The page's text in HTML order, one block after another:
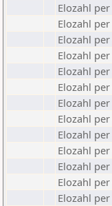
Elozahl
Elozahl
Elozahl
Elozahl
Elozahl
Elozahl
Elozahl per
Elozahl per
Elozahl
Elozahl
Elozahl
Elozahl
Elozahl